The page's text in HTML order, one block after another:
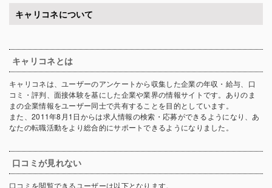
キャリコネについて
キャリコネとは
キャリコネは、ユーザーのアンケートから収集した企業の年収・給与、口
コミ・評判、面接体験を基にした企業や業界の情報サイトです。ありのま
まの企業情報をユーザー同士で共有することを目的としています。
また、2011年8月1日からは求人情報の検索・応募ができるようになり、あ
なたの転職活動をより総合的にサポートできるようになりました。
口コミが見れない
口コミを閲覧できるユーザーは以下となります。